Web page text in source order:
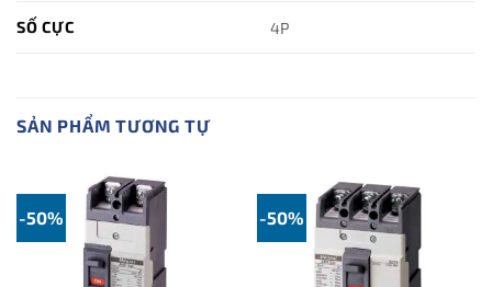
SỐ CỰC 4P
SẢN PHẨM TƯƠNG TỰ
-50% -50%